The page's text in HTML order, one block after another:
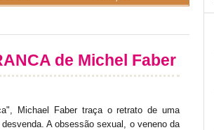
de Michel Faber
Michael Faber traça o retrato de uma
A obsessão sexual, o veneno da